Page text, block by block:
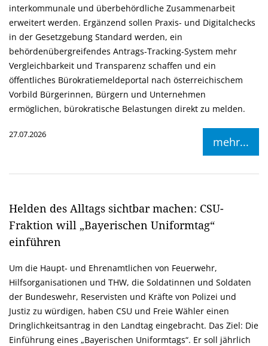
interkommunale und überbehördliche Zusammenarbeit
erweitert werden. Ergänzend sollen Praxis- und Digitalchecks
in der Gesetzgebung Standard werden, ein
behördenübergreifendes Antrags-Tracking-System mehr
Vergleichbarkeit und Transparenz schaffen und ein
öffentliches Bürokratiemeldeportal nach österreichischem
Vorbild Bürgerinnen, Bürgern und Unternehmen
ermöglichen, bürokratische Belastungen direkt zu melden.
27.07.2026
mehr...
Helden des Alltags sichtbar machen: CSU-
Fraktion will „Bayerischen Uniformtag“
einführen
Um die Haupt- und Ehrenamtlichen von Feuerwehr,
Hilfsorganisationen und THW, die Soldatinnen und Soldaten
der Bundeswehr, Reservisten und Kräfte von Polizei und
Justiz zu würdigen, haben CSU und Freie Wähler einen
Dringlichkeitsantrag in den Landtag eingebracht. Das Ziel: Die
Einführung eines „Bayerischen Uniformtags“. Er soll jährlich